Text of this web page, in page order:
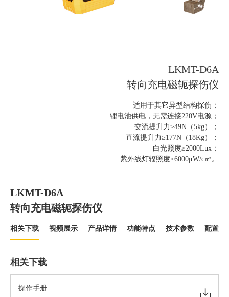
LKMT-D6A
转向充电磁轭探伤仪
适用于其它异型结构探伤；
锂电池供电，无需连接220V电源；
交流提升力≥49N（5kg）；
直流提升力≥177N（18Kg）；
白光照度≥2000Lux；
紫外线灯辐照度≥6000μW/c㎡。
LKMT-D6A
转向充电磁轭探伤仪
相关下载 视频展示 产品详情 功能特点 技术参数 配置清
相关下载
操作手册